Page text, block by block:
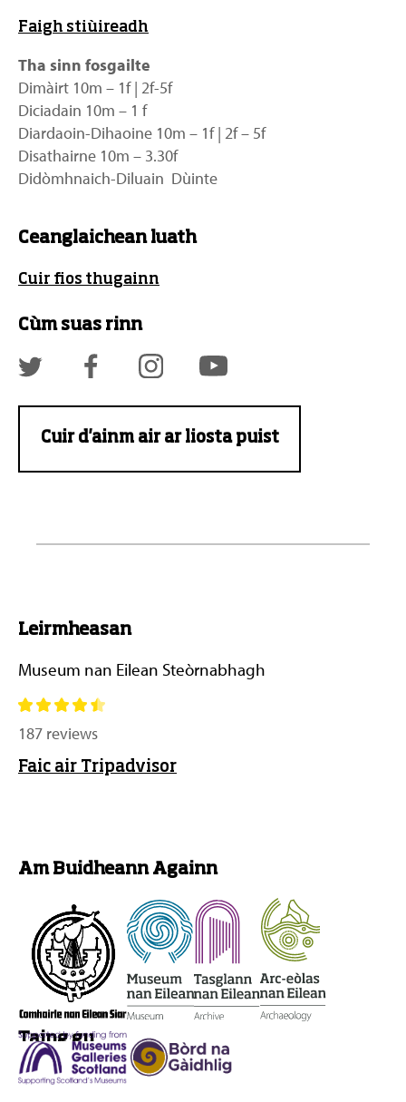
Faigh stiùireadh
Tha sinn fosgailte
Dimàirt 10m – 1f | 2f-5f
Diciadain 10m – 1 f
Diardaoin-Dihaoine 10m – 1f | 2f – 5f
Disathairne 10m – 3.30f
Didòmhnaich-Diluain Dùinte
Ceanglaichean luath
Cuir fios thugainn
Cùm suas rinn
Cuir d'ainm air ar liosta puist
Leirmheasan
Museum nan Eilean Steòrnabhagh
187 reviews
Faic air Tripadvisor
Am Buidheann Againn
Taing gu